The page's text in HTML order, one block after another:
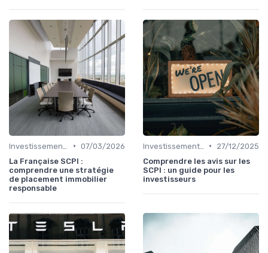
• 07/03/2026
La Française SCPI :
comprendre une stratégie
de placement immobilier
responsable
•
27/12/2025
Comprendre les avis sur les
SCPI : un guide pour les
investisseurs